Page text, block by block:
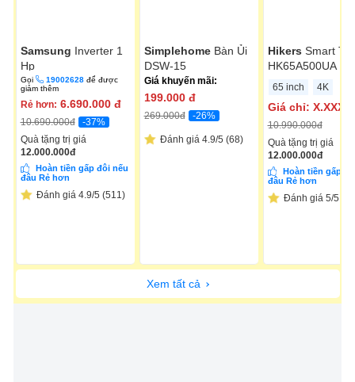
Samsung Inverter 1
Hp
AR10DYHZAWKNSV
Gọi 19002628để được
giảm thêm
Rẻ hơn: 6.690.000 đ
10.690.000đ
-37%
Quà tặng trị giá
12.000.000đ
Hoàn tiền gấp đôi nếu
đâu Rẻ hơn
Đánh giá 4.9/5 (511)
Simplehome Bàn Ủi
DSW-15
Giá khuyến mãi:
199.000 đ
269.000đ -26%
Đánh giá 4.9/5 (68)
Hikers Smart Tivi
HK65A500UA
65 inch 4K
Giá chỉ:
10.990.000đ
Quà tặng trị giá
12.000.000đ
Hoàn tiền gấp
đâu Rẻ hơn
Đánh giá 5/5
Xem tất cả